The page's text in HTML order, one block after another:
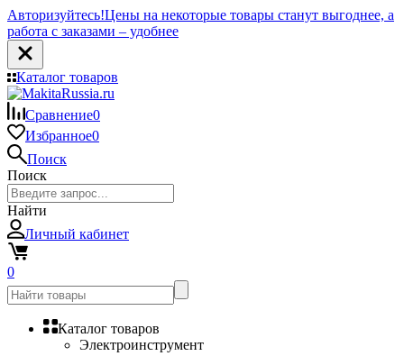
Авторизуйтесь!Цены на некоторые товары станут выгоднее, а
работа с заказами – удобнее
Каталог товаров
Сравнение0
Избранное0
Поиск
Поиск
Найти
Личный кабинет
0
Каталог товаров
Электроинструмент